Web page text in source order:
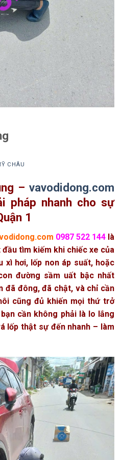
CHÂU
– vavodidong.com
pháp nhanh cho sự
1
0987 522 144 là
tìm kiếm khi chiếc xe của
xì hơi, lốp non áp suất, hoặc
đường sầm uất bậc nhất
đã đông, đã chật, và chỉ cần
cũng đủ khiến mọi thứ trở
cần không phải là lo lắng
lốp thật sự đến nhanh – làm